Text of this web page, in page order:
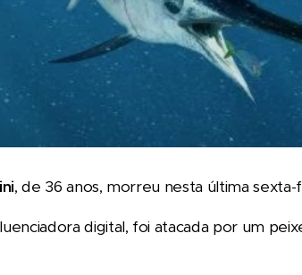
, de 36 anos, morreu nesta última sexta-
digital, foi atacada por um